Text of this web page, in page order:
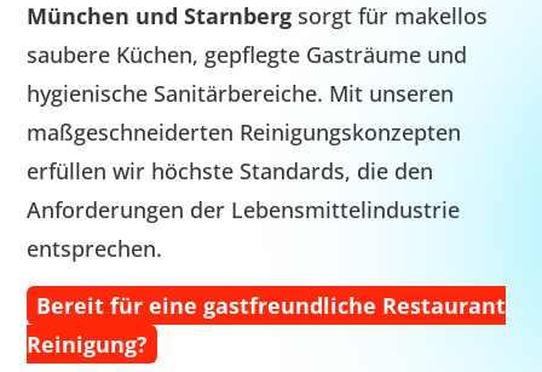
München und Starnberg sorgt für makellos
saubere Küchen, gepflegte Gasträume und
hygienische Sanitärbereiche. Mit unseren
maßgeschneiderten Reinigungskonzepten
erfüllen wir höchste Standards, die den
Anforderungen der Lebensmittelindustrie
entsprechen.
Bereit für eine gastfreundliche Restaurant
Reinigung?